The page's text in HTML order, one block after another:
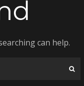
can help.